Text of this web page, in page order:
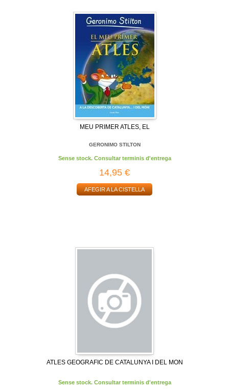
MEU PRIMER ATLES, EL
GERONIMO STILTON
Sense stock. Consultar terminis d'entrega
14,95 €
AFEGIR A LA CISTELLA
ATLES GEOGRAFIC DE CATALUNYA I DEL MON
Sense stock. Consultar terminis d'entrega